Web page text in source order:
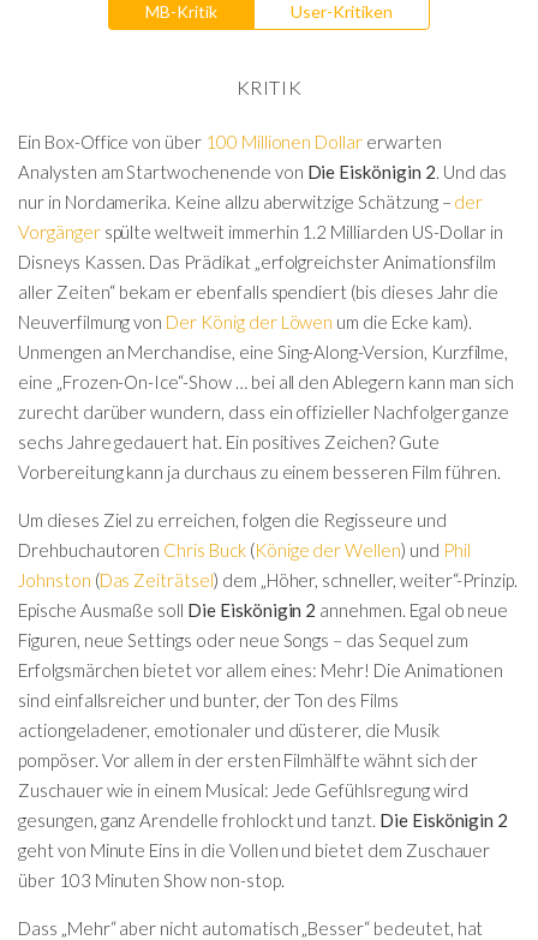
MB-Kritik User-Kritiken
KRITIK
Ein Box-Office von über 100 Millionen Dollar erwarten
Analysten am Startwochenende von Die Eiskönigin 2 . Und das
nur in Nordamerika. Keine allzu aberwitzige Schätzung – der
Vorgängerspülte weltweit immerhin 1.2 Milliarden US-Dollar in
Disneys Kassen. Das Prädikat „erfolgreichster Animationsfilm
aller Zeiten“ bekam er ebenfalls spendiert (bis dieses Jahr die
Neuverfilmung von Der König der Löwen um die Ecke kam).
Unmengen an Merchandise, eine Sing-Along-Version, Kurzfilme,
eine „Frozen-On-Ice“-Show … bei all den Ablegern kann man sich
zurecht darüber wundern, dass ein offizieller Nachfolger ganze
sechs Jahre gedauert hat. Ein positives Zeichen? Gute
Vorbereitung kann ja durchaus zu einem besseren Film führen.
Um dieses Ziel zu erreichen, folgen die Regisseure und
Drehbuchautoren Chris Buck (Könige der Wellen) und Phil
Johnston (Das Zeiträtsel) dem „Höher, schneller, weiter“-Prinzip.
Epische Ausmaße soll Die Eiskönigin 2 annehmen. Egal ob neue
Figuren, neue Settings oder neue Songs – das Sequel zum
Erfolgsmärchen bietet vor allem eines: Mehr! Die Animationen
sind einfallsreicher und bunter, der Ton des Films
actiongeladener, emotionaler und düsterer, die Musik
pompöser. Vor allem in der ersten Filmhälfte wähnt sich der
Zuschauer wie in einem Musical: Jede Gefühlsregung wird
gesungen, ganz Arendelle frohlockt und tanzt. Die Eiskönigin 2
geht von Minute Eins in die Vollen und bietet dem Zuschauer
über 103 Minuten Show non-stop.
Dass „Mehr“ aber nicht automatisch „Besser“ bedeutet, hat